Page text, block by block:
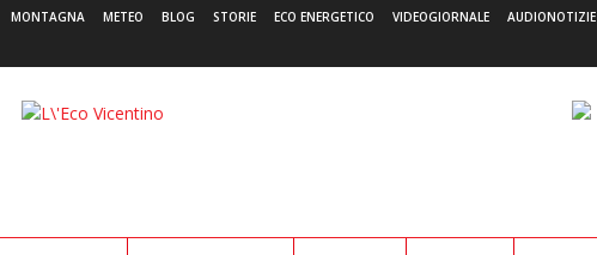
MONTAGNA METEO BLOG STORIE ECO ENERGETICO VIDEOGIORNALE AUDIONOTIZIE
L'Eco